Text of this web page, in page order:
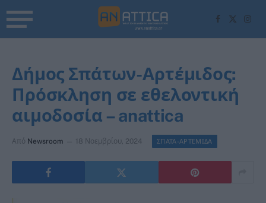
Facebook
X
(Twitter)
Δήμος Σπάτων-Αρτέμιδος:
Πρόσκληση σε εθελοντική
αιμοδοσία – anattica
Από Newsroom 18 Νοεμβρίου, 2024 ΣΠΑΤΑ-ΑΡΤΕΜΙΔΑ